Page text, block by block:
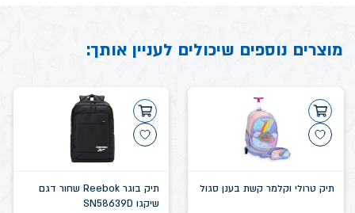
מוצרים נוספים שיכולים לעניין אותך:
תיק טרולי וקלמר קשת בענן סגול
תיק בוגר Reebok שחור דגם
שיקגו SN58639D